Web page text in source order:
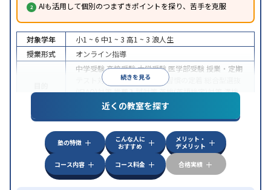
AIも活用して個別のつまずきポイントを探り、苦手を克服
続きを見る
対象学年 小1 ~ 6 中1 ~ 3 高1 ~ 3 浪人生
授業形式
オンライン指導
中学受験高校受験大学受験 医学部受験 授業・定期
テスト対策
内申点対策 学習習慣の定着
(旧AO)対策推薦入試対策英検(英語検定)対策漢検
(漢字検定)対策
中高一貫校生に対応成績保証制度あり授業の振替
可能不登校生に対応学習にPC・タブレットを利用
オンライン対応1科目から受講可能
近くの教室を探す
塾の特徴
こんな人に
おすすめ
メリット・
デメリット
コース内容
コース料金 合格実績